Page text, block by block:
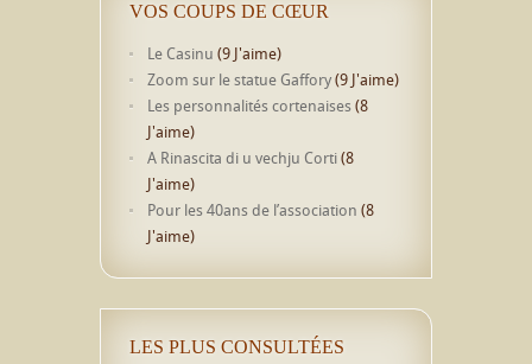
VOS COUPS DE CŒUR
Le Casinu (9 J'aime)
Zoom sur le statue Gaffory(9 J'aime)
Les personnalités cortenaises (8
J'aime)
A Rinascita di u vechju Corti(8
J'aime)
Pour les 40ans de l’association (8
J'aime)
LES PLUS CONSULTÉES